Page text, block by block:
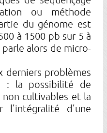
ou méthode
du génome est
à 1500 pb sur 5 à
alors de micro-
derniers problèmes
: la possibilité de
cultivables et la
l’intégralité d’une